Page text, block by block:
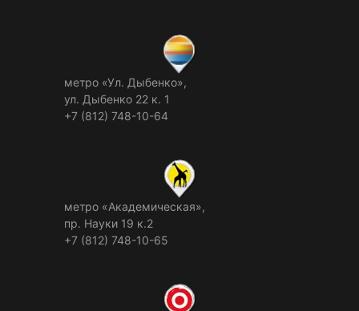
метро «Ул. Дыбенко»,
ул. Дыбенко 22 к. 1
+7 (812) 748-10-64
метро «Академическая»,
пр. Науки 19 к.2
+7 (812) 748-10-65